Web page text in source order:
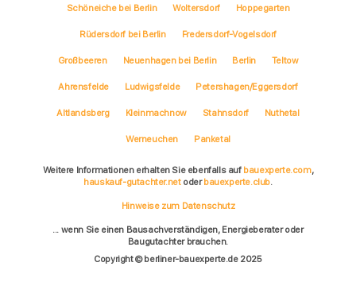
Schöneiche bei Berlin Woltersdorf Hoppegarten
Rüdersdorf bei Berlin Fredersdorf-Vogelsdorf
Großbeeren Neuenhagen bei Berlin Berlin Teltow
Ahrensfelde Ludwigsfelde Petershagen/Eggersdorf
Altlandsberg Kleinmachnow Stahnsdorf Nuthetal
Werneuchen Panketal
Weitere Informationen erhalten Sie ebenfalls auf bauexperte.com,
hauskauf-gutachter.netoderbauexperte.club.
Hinweise zum Datenschutz
... wenn Sie einen Bausachverständigen, Energieberater oder
Baugutachter brauchen.
Copyright © berliner-bauexperte.de 2025